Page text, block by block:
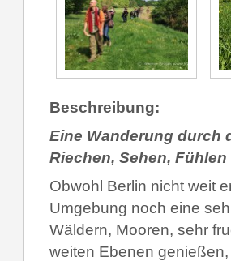
Beschreibung:
Eine Wanderung durch
Riechen, Sehen,
Obwohl Berlin nicht weit
Umgebung noch eine
Wäldern, Mooren, sehr
weiten Ebenen